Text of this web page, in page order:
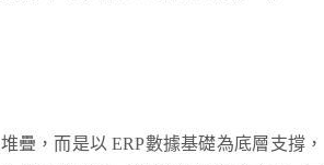
堆疊，而是以ERP數據基礎為底層支撐 ，